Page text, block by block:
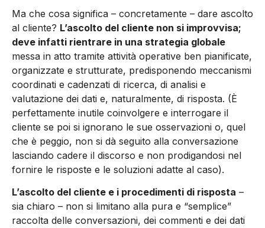
Ma che cosa significa – concretamente – dare ascolto
al cliente? L’ascolto del cliente non si improvvisa;
deve infatti rientrare in una strategia globale
messa in atto tramite attività operative ben pianificate,
organizzate e strutturate, predisponendo meccanismi
coordinati e cadenzati di ricerca, di analisi e
valutazione dei dati e, naturalmente, di risposta. (È
perfettamente inutile coinvolgere e interrogare il
cliente se poi si ignorano le sue osservazioni o, quel
che è peggio, non si dà seguito alla conversazione
lasciando cadere il discorso e non prodigandosi nel
fornire le risposte e le soluzioni adatte al caso).
L’ascolto del cliente e i procedimenti di risposta –
sia chiaro – non si limitano alla pura e “semplice”
raccolta delle conversazioni, dei commenti e dei dati